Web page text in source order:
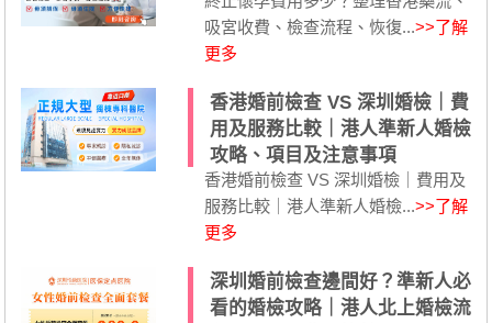
吸宮收費、檢查流程、恢復...>>了解
更多
香港婚前檢查 VS 深圳婚檢｜費
用及服務比較｜港人準新人婚檢
攻略、項目及注意事項
香港婚前檢查 VS 深圳婚檢｜費用及
服務比較｜港人準新人婚檢...>>了解
更多
深圳婚前檢查邊間好？準新人必
看的婚檢攻略｜港人北上婚檢流